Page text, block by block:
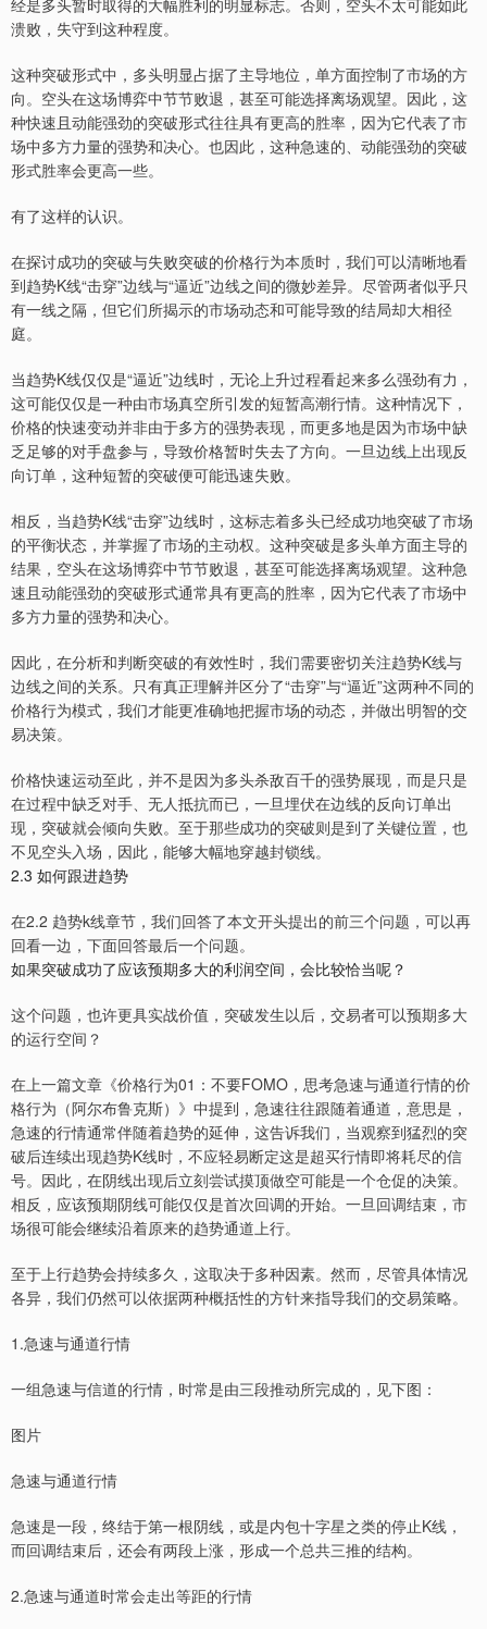
经是多头暂时取得的大幅胜利的明显标志。否则，空头不太可能如此
溃败，失守到这种程度。
这种突破形式中，多头明显占据了主导地位，单方面控制了市场的方
向。空头在这场博弈中节节败退，甚至可能选择离场观望。因此，这
种快速且动能强劲的突破形式往往具有更高的胜率，因为它代表了市
场中多方力量的强势和决心。也因此，这种急速的、动能强劲的突破
形式胜率会更高一些。
有了这样的认识。
在探讨成功的突破与失败突破的价格行为本质时，我们可以清晰地看
到趋势K线“击穿”边线与“逼近”边线之间的微妙差异。尽管两者似乎只
有一线之隔，但它们所揭示的市场动态和可能导致的结局却大相径
庭。
当趋势K线仅仅是“逼近”边线时，无论上升过程看起来多么强劲有力，
这可能仅仅是一种由市场真空所引发的短暂高潮行情。这种情况下，
价格的快速变动并非由于多方的强势表现，而更多地是因为市场中缺
乏足够的对手盘参与，导致价格暂时失去了方向。一旦边线上出现反
向订单，这种短暂的突破便可能迅速失败。
相反，当趋势K线“击穿”边线时，这标志着多头已经成功地突破了市场
的平衡状态，并掌握了市场的主动权。这种突破是多头单方面主导的
结果，空头在这场博弈中节节败退，甚至可能选择离场观望。这种急
速且动能强劲的突破形式通常具有更高的胜率，因为它代表了市场中
多方力量的强势和决心。
因此，在分析和判断突破的有效性时，我们需要密切关注趋势K线与
边线之间的关系。只有真正理解并区分了“击穿”与“逼近”这两种不同的
价格行为模式，我们才能更准确地把握市场的动态，并做出明智的交
易决策。
价格快速运动至此，并不是因为多头杀敌百千的强势展现，而是只是
在过程中缺乏对手、无人抵抗而已，一旦埋伏在边线的反向订单出
现，突破就会倾向失败。至于那些成功的突破则是到了关键位置，也
不见空头入场，因此，能够大幅地穿越封锁线。
2.3 如何跟进趋势
在2.2 趋势k线章节，我们回答了本文开头提出的前三个问题，可以再
回看一边，下面回答最后一个问题。
如果突破成功了应该预期多大的利润空间，会比较恰当呢？
这个问题，也许更具实战价值，突破发生以后，交易者可以预期多大
的运行空间？
在上一篇文章《价格行为01：不要FOMO，思考急速与通道行情的价
格行为（阿尔布鲁克斯）》中提到，急速往往跟随着通道，意思是，
急速的行情通常伴随着趋势的延伸，这告诉我们，当观察到猛烈的突
破后连续出现趋势K线时，不应轻易断定这是超买行情即将耗尽的信
号。因此，在阴线出现后立刻尝试摸顶做空可能是一个仓促的决策。
相反，应该预期阴线可能仅仅是首次回调的开始。一旦回调结束，市
场很可能会继续沿着原来的趋势通道上行。
至于上行趋势会持续多久，这取决于多种因素。然而，尽管具体情况
各异，我们仍然可以依据两种概括性的方针来指导我们的交易策略。
1.急速与通道行情
一组急速与信道的行情，时常是由三段推动所完成的，见下图：
图片
急速与通道行情
急速是一段，终结于第一根阴线，或是内包十字星之类的停止K线，
而回调结束后，还会有两段上涨，形成一个总共三推的结构。
2.急速与通道时常会走出等距的行情